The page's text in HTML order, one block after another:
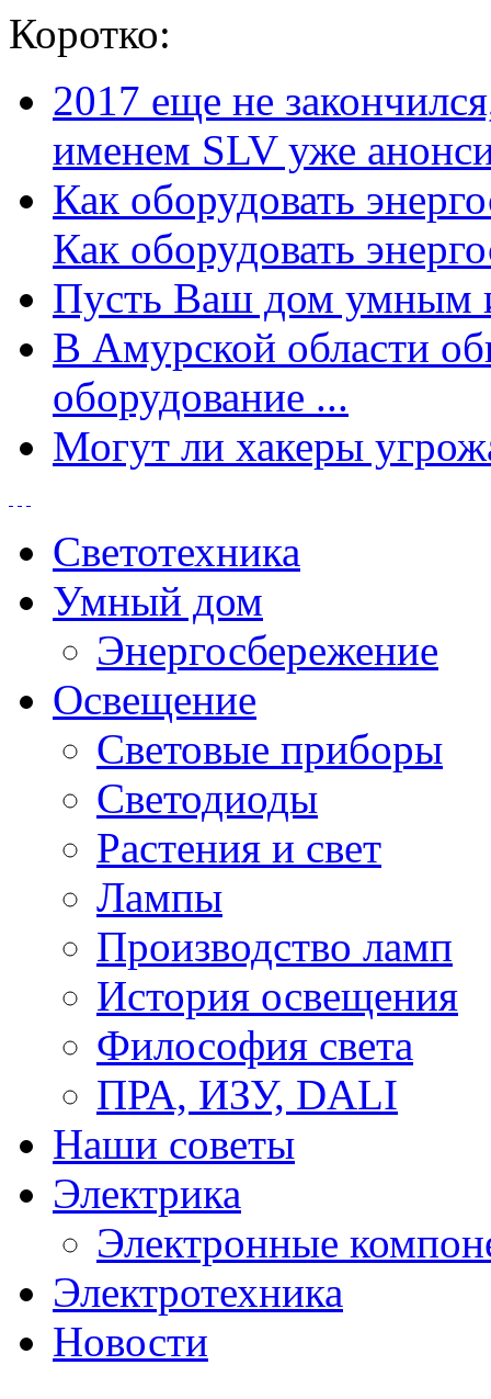
Коротко:
2017 еще не
именем SLV уже
Как оборудовать
Как оборудовать
Пусть Ваш дом умным
В Амурской области
оборудование ...
Могут ли хакеры
Светотехника
Умный дом
Энергосбережение
Освещение
Световые приборы
Светодиоды
Растения и свет
Лампы
Производство ламп
История освещения
Философия света
ПРА, ИЗУ, DALI
Наши советы
Электрика
Электронные
Электротехника
Новости